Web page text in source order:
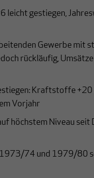
leicht gestiegen,
Gewerbe mit
rückläufig,
Kraftstoffe +20
Vorjahr
höchstem Niveau seit
1973/74 und 1979/80